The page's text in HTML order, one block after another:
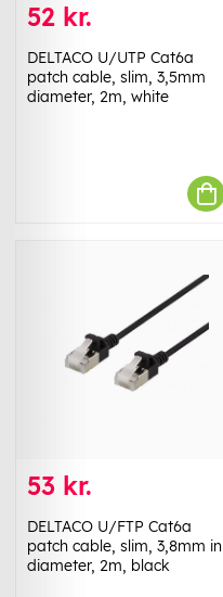
52 kr.
DELTACO U/UTP Cat6a
patch cable, slim, 3,5mm
diameter, 2m, white
53 kr.
DELTACO U/FTP Cat6a
patch cable, slim, 3,8mm in
diameter, 2m, black